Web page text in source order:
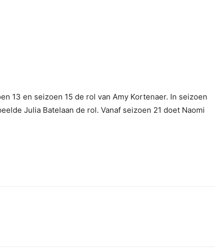
13 en seizoen 15 de rol van Amy Kortenaer. In seizoen
Julia Batelaan de rol. Vanaf seizoen 21 doet Naomi